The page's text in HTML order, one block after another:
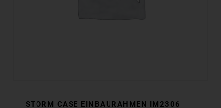
STORM CASE EINBAURAHMEN IM2306